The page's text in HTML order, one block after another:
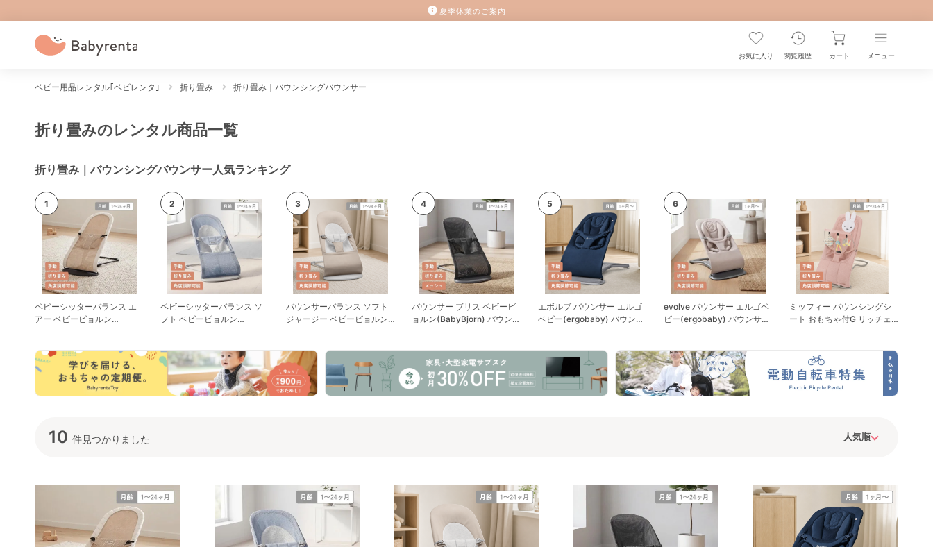
夏季休業のご案内
お気に入り 閲覧履歴 カート メニュー
ベビー用品レンタル｢ベビレンタ｣ 折り畳み 折り畳み｜バウンシングバウンサー
折り畳みのレンタル商品一覧
折り畳み｜バウンシングバウンサー人気ランキング
ベビーシッターバランス エ
アー ベビービョルン
ベビーシッターバランス ソ
フト ベビービョルン
バウンサーバランス ソフト
ジャージー ベビービョルン
バウンサー ブリス ベビービ
ョルン(BabyBjorn) バウンサ
エボルブ バウンサー エルゴ
ベビー(ergobaby) バウンサ
evolve バウンサー エルゴベ
ビー(ergobaby) バウンサ
ミッフィー バウンシングシ
ート おもちゃ付G リッチェ
10 件見つかりました